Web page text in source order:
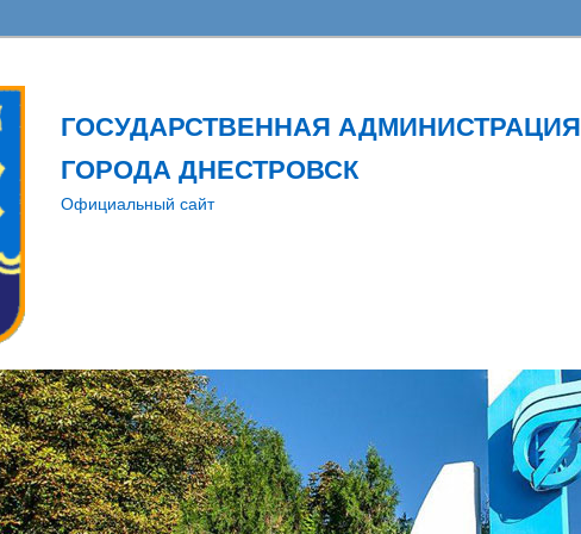
ГОСУДАРСТВЕННАЯ АДМИНИСТРАЦИЯ
ГОРОДА ДНЕСТРОВСК
Официальный сайт